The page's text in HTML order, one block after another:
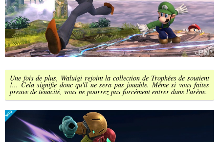
Une fois de plus, Waluigi rejoint la collection de Trophées de soutient
!... Cela signifie donc qu'il ne sera pas jouable. Même si vous faites
preuve de ténacité, vous ne pourrez pas forcément entrer dans l'arène.